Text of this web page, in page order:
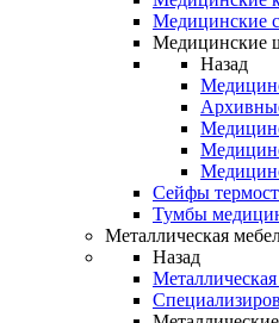
Медицинские
Медицинские
Назад
Сейфы
Тумбы
Металлическая
Назад